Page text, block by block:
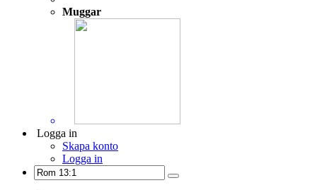
Muggar
Logga in
Skapa konto
Logga in